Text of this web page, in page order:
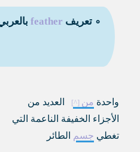
∘ تعريف feather
واحدة من
العديد من
الأجزاء الخفيفة الناعمة التي
تغطي جسم الطائر